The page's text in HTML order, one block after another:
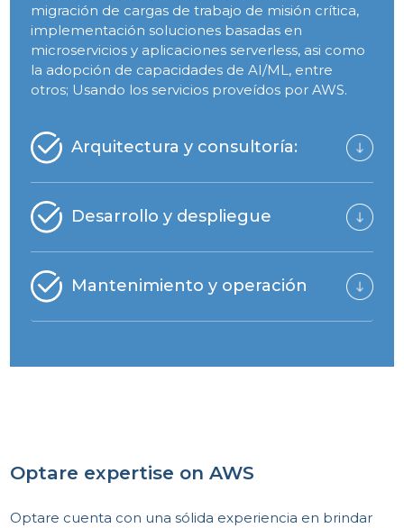
migración de cargas de trabajo de misión crítica,
implementación soluciones basadas en
microservicios y aplicaciones serverless, asi como
la adopción de capacidades de AI/ML, entre
otros; Usando los servicios proveídos por AWS.
Arquitectura y consultoría:
Desarrollo y despliegue
Mantenimiento y operación
Optare expertise on AWS
Optare cuenta con una sólida experiencia en brindar